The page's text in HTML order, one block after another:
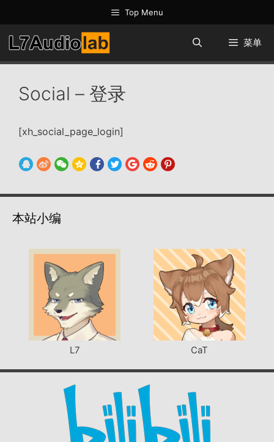
至
内
容
Top Menu
菜单
Social – 登录
[xh_social_page_login]
本站小编
L7 CaT